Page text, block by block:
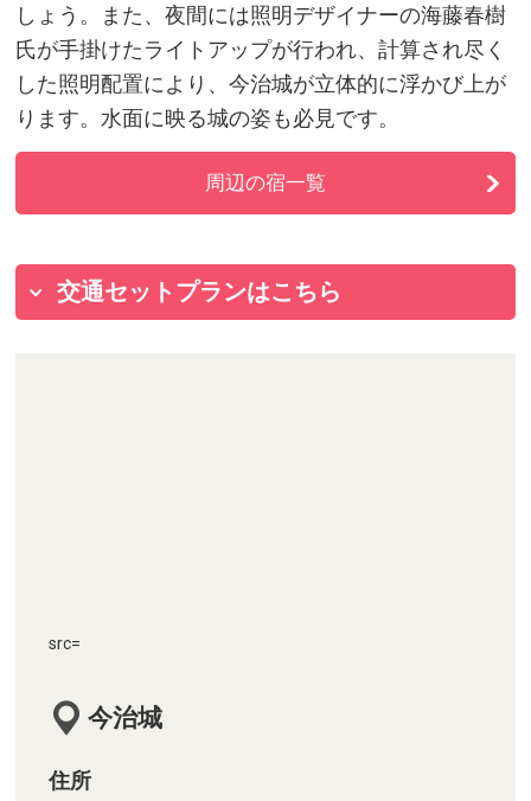
しょう。また、夜間には照明デザイナーの海藤春樹
氏が手掛けたライトアップが行われ、計算され尽く
した照明配置により、今治城が立体的に浮かび上が
ります。水面に映る城の姿も必見です。
周辺の宿一覧
交通セットプランはこちら
src=
今治城
住所